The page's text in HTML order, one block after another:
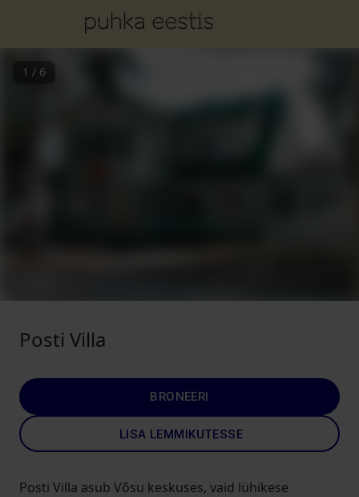
1 / 6
Posti Villa
BRONEERI
LISA LEMMIKUTESSE
Posti Villa asub Võsu keskuses, vaid lühikese